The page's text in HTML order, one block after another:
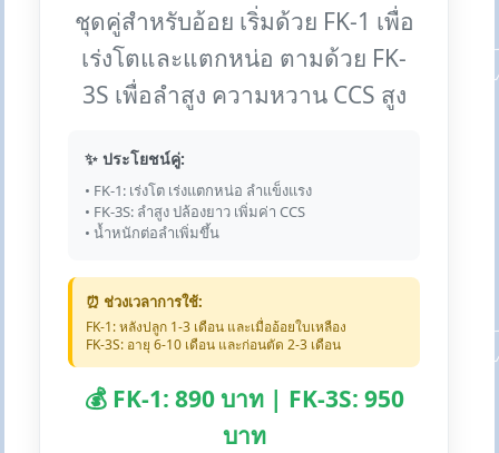
ชุดคู่สำหรับอ้อย เริ่มด้วย FK-1 เพื่อ
เร่งโตและแตกหน่อ ตามด้วย FK-
3S เพื่อลำสูง ความหวาน CCS สูง
✨ ประโยชน์คู่:
• FK-1: เร่งโต เร่งแตกหน่อ ลำแข็งแรง
• FK-3S: ลำสูง ปล้องยาว เพิ่มค่า CCS
• น้ำหนักต่อลำเพิ่มขึ้น
⏰ ช่วงเวลาการใช้:
FK-1: หลังปลูก 1-3 เดือน และเมื่ออ้อยใบเหลือง
FK-3S: อายุ 6-10 เดือน และก่อนตัด 2-3 เดือน
💰 FK-1: 890 บาท | FK-3S: 950
บาท